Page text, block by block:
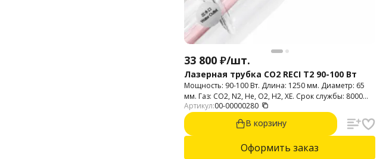
33 800 ₽/шт.
Лазерная трубка CO2 RECI T2 90-100 Вт
Мощность: 90-100 Вт. Длина: 1250 мм. Диаметр: 65
мм. Газ: CO2, N2, He, O2, H2, XE. Срок службы: 8000
часов.
Артикул:00-00000280
В корзину
Оформить заказ